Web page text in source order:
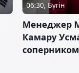
06:30, Бүгін
Менеджер
Камару